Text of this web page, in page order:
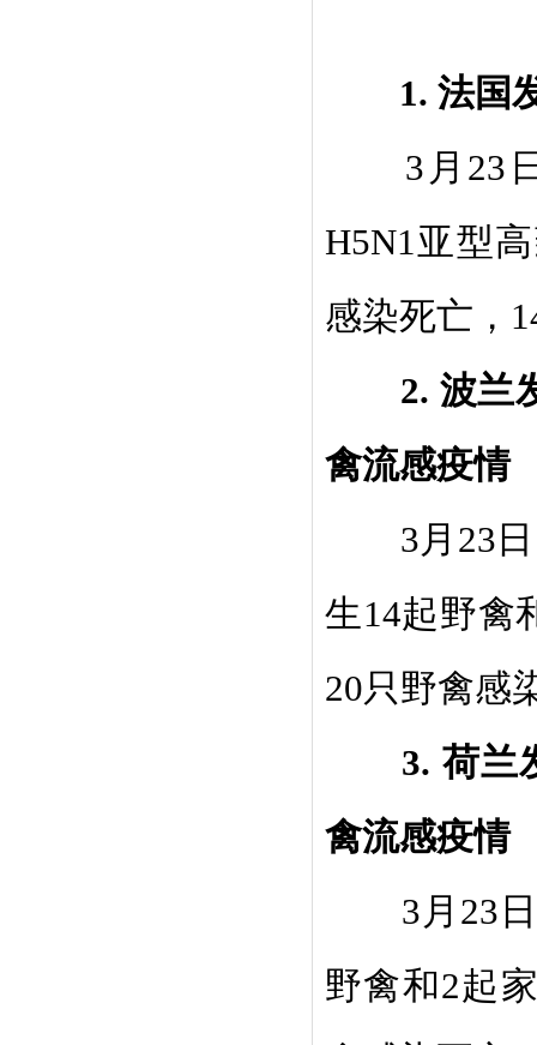
1. 法国
3 月 23
H5N1亚型
感染死亡，
2. 波兰
禽流感疫情
3月 23
生14起野禽
20只野禽感
3. 荷兰
禽流感疫情
3 月 23
野禽和2起